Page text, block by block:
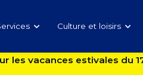
Culture et loisirs
les vacances estivales du